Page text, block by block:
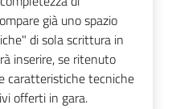
già uno spazio
di sola scrittura in
inserire, se ritenuto
caratteristiche tecniche
offerti in gara.